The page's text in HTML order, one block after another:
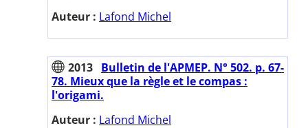
Auteur : Lafond Michel
2013 Bulletin de l'APMEP. N° 502. p. 67-
78. Mieux que la règle et le compas :
l'origami.
Auteur : Lafond Michel